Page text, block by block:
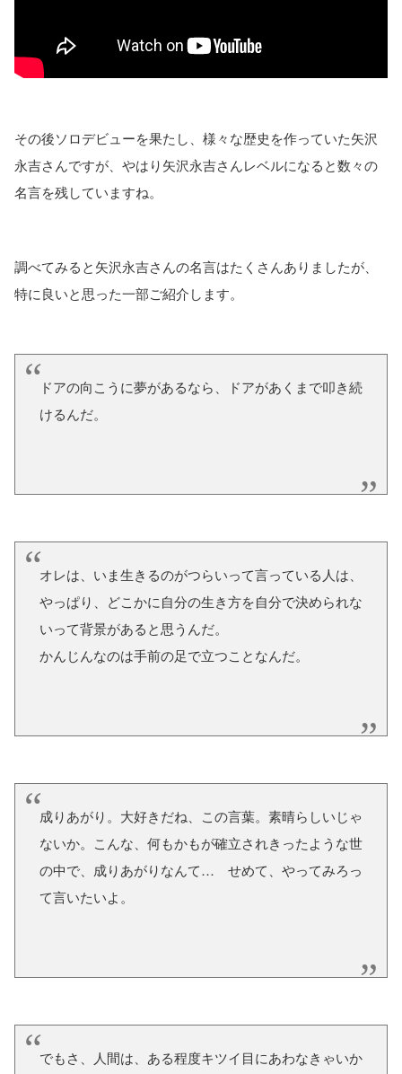
その後ソロデビューを果たし、様々な歴史を作っていた矢沢
永吉さんですが、やはり矢沢永吉さんレベルになると数々の
名言を残していますね。
調べてみると矢沢永吉さんの名言はたくさんありましたが、
特に良いと思った一部ご紹介します。
ドアの向こうに夢があるなら、ドアがあくまで叩き続
けるんだ。
オレは、いま生きるのがつらいって言っている人は、
やっぱり、どこかに自分の生き方を自分で決められな
いって背景があると思うんだ。
かんじんなのは手前の足で立つことなんだ。
成りあがり。大好きだね、この言葉。素晴らしいじゃ
ないか。こんな、何もかもが確立されきったような世
の中で、成りあがりなんて… せめて、やってみろっ
て言いたいよ。
でもさ、人間は、ある程度キツイ目にあわなきゃいか